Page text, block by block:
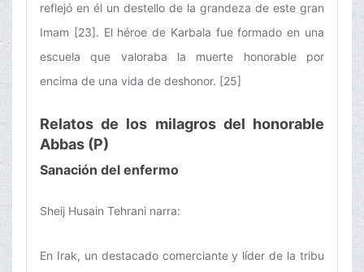
reflejó en él un destello de la grandeza de este gran
Imam [23]. El héroe de Karbala fue formado en una
escuela que valoraba la muerte honorable por
encima de una vida de deshonor. [25]
Relatos de los milagros del honorable
Abbas (P)
Sanación del enfermo
Sheij Husain Tehrani narra:
En Irak, un destacado comerciante y líder de la tribu